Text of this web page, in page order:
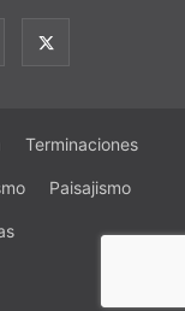
Terminaciones
Paisajismo